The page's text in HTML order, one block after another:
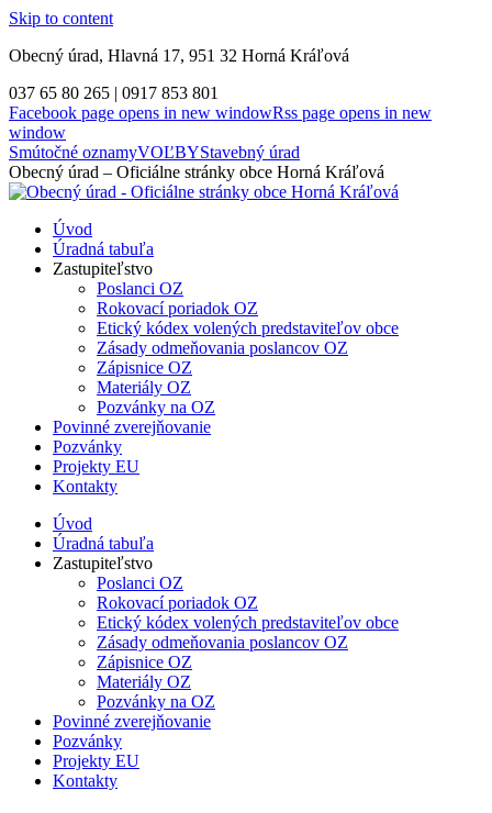
Skip to content
Obecný úrad, Hlavná 17, 951 32 Horná Kráľová
037 65 80 265 | 0917 853 801
Facebook page opens in new windowRss page opens in new
window
Smútočné oznamyVOĽBYStavebný úrad
Obecný úrad – Oficiálne stránky obce Horná Kráľová
Úvod
Úradná tabuľa
Zastupiteľstvo
Poslanci OZ
Rokovací poriadok OZ
Etický kódex volených predstaviteľov obce
Zásady odmeňovania poslancov OZ
Zápisnice OZ
Materiály OZ
Pozvánky na OZ
Povinné zverejňovanie
Pozvánky
Projekty EU
Kontakty
Úvod
Úradná tabuľa
Zastupiteľstvo
Poslanci OZ
Rokovací poriadok OZ
Etický kódex volených predstaviteľov obce
Zásady odmeňovania poslancov OZ
Zápisnice OZ
Materiály OZ
Pozvánky na OZ
Povinné zverejňovanie
Pozvánky
Projekty EU
Kontakty